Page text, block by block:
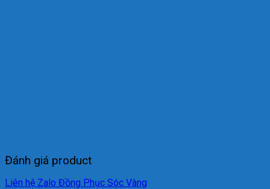
Đánh giá product
Liên hệ Zalo Đồng Phục Sóc Vàng